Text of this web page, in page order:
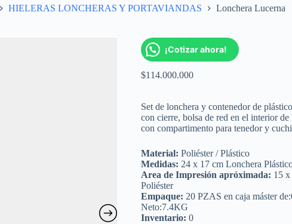
HIELERAS LONCHERAS Y PORTAVIANDAS Lonchera Lucerna
¡Cotizar ahora!
$114.000.000
Set de lonchera y contenedor de
con cierre, bolsa de red en el interior
con compartimento para tenedor y
Material: Poliéster / Plástico
Medidas: 24 x 17 cm Lonchera
Area de Impresión apróximada: 15
Poliéster
Empaque: 20 PZAS en caja máster
Neto:7.4KG
Inventario: 0